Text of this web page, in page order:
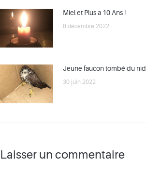
Miel et Plus a 10 Ans !
8 décembre 2022
Jeune faucon tombé du nid
30 juin 2022
Laisser un commentaire